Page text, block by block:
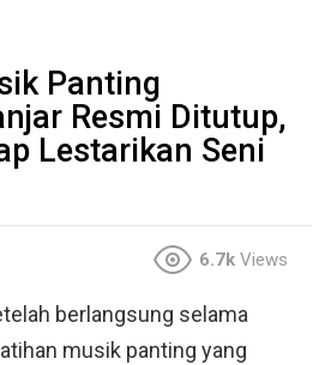
Panting
Resmi Ditutup,
Lestarikan Seni
6.7k Views
berlangsung selama
musik panting yang